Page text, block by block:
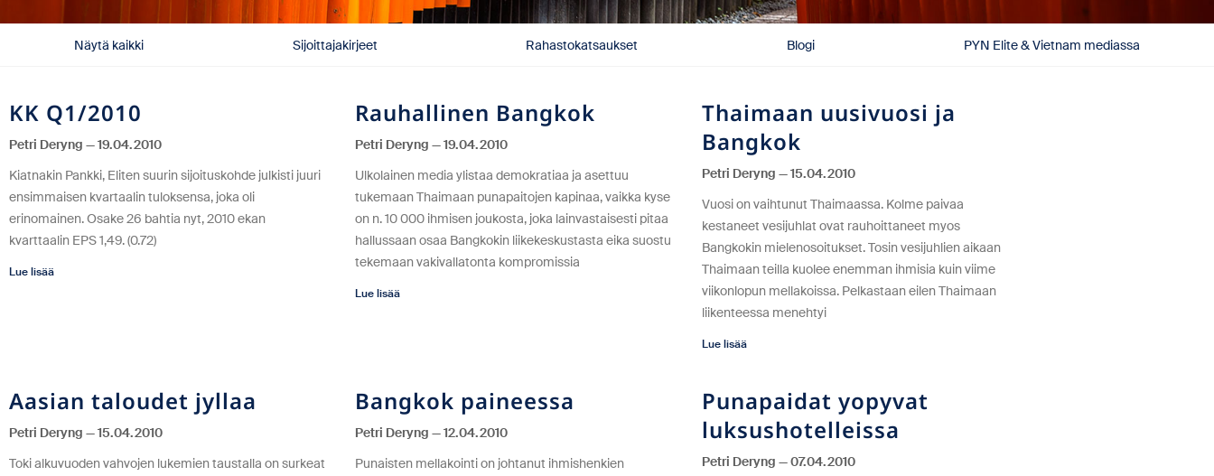
Näytä kaikki Sijoittajakirjeet Rahastokatsaukset Blogi PYN Elite & Vietnam mediassa
KK Q1/2010
Petri Deryng
19.04.2010
Kiatnakin Pankki, Eliten suurin sijoituskohde julkisti juuri
ensimmaisen kvartaalin tuloksensa, joka oli
erinomainen. Osake 26 bahtia nyt, 2010 ekan
kvarttaalin EPS 1,49. (0.72)
Lue lisää
Rauhallinen Bangkok
Petri Deryng
19.04.2010
Ulkolainen media ylistaa demokratiaa ja asettuu
tukemaan Thaimaan punapaitojen kapinaa, vaikka kyse
on n. 10 000 ihmisen joukosta, joka lainvastaisesti pitaa
hallussaan osaa Bangkokin liikekeskustasta eika suostu
tekemaan vakivallatonta kompromissia
Lue lisää
Thaimaan uusivuosi ja
Bangkok
Petri Deryng
15.04.2010
Vuosi on vaihtunut Thaimaassa. Kolme paivaa
kestaneet vesijuhlat ovat rauhoittaneet myos
Bangkokin mielenosoitukset. Tosin vesijuhlien aikaan
Thaimaan teilla kuolee enemman ihmisia kuin viime
viikonlopun mellakoissa. Pelkastaan eilen Thaimaan
liikenteessa menehtyi
Lue lisää
Aasian taloudet jyllaa
Petri Deryng
15.04.2010
Toki alkuvuoden vahvojen lukemien taustalla on surkeat
Bangkok paineessa
Petri Deryng
12.04.2010
Punaisten mellakointi on johtanut ihmishenkien
Punapaidat yopyvat
luksushotelleissa
Petri Deryng
07.04.2010